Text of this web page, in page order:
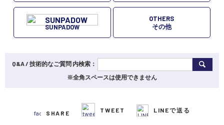
SUNPADOW
OTHERS
その他
Q&A / 技術的なご質問 内検索：
※全角スペースは使用できません
SHARE TWEET LINEで送る